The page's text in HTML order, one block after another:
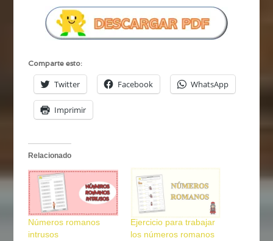
Comparte esto:
Twitter Facebook WhatsApp
Imprimir
Relacionado
Números romanos
intrusos
Ejercicio para trabajar
los números romanos